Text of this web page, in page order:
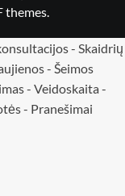
themes.
- Skaidrių
- Šeimos
- Veidoskaita -
- Pranešimai